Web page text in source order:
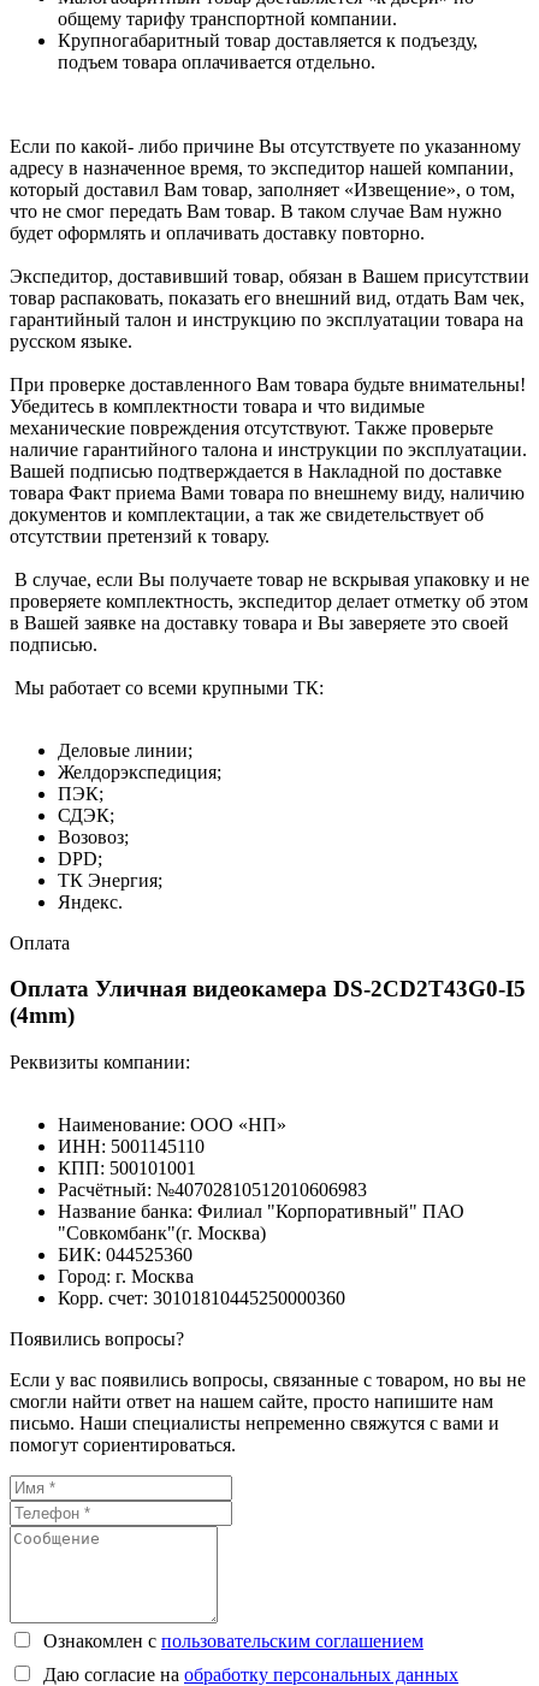
общему тарифу транспортной компании.
Крупногабаритный товар доставляется к подъезду,
подъем товара оплачивается отдельно.
Если по какой- либо причине Вы отсутствуете по указанному
адресу в назначенное время, то экспедитор нашей компании,
который доставил Вам товар, заполняет «Извещение», о том,
что не смог передать Вам товар. В таком случае Вам нужно
будет оформлять и оплачивать доставку повторно.
Экспедитор, доставивший товар, обязан в Вашем присутствии
товар распаковать, показать его внешний вид, отдать Вам чек,
гарантийный талон и инструкцию по эксплуатации товара на
русском языке.
При проверке доставленного Вам товара будьте внимательны!
Убедитесь в комплектности товара и что видимые
механические повреждения отсутствуют. Также проверьте
наличие гарантийного талона и инструкции по эксплуатации.
Вашей подписью подтверждается в Накладной по доставке
товара Факт приема Вами товара по внешнему виду, наличию
документов и комплектации, а так же свидетельствует об
отсутствии претензий к товару.
В случае, если Вы получаете товар не вскрывая упаковку и не
проверяете комплектность, экспедитор делает отметку об этом
в Вашей заявке на доставку товара и Вы заверяете это своей
подписью.
Мы работает со всеми крупными ТК:
Деловые линии;
Желдорэкспедиция;
ПЭК;
СДЭК;
Возовоз;
DPD;
ТК Энергия;
Яндекс.
Оплата
Оплата Уличная видеокамера DS-2CD2T43G0-I5
(4mm)
Реквизиты компании:
Наименование: ООО «НП»
ИНН: 5001145110
КПП: 500101001
Расчётный: №40702810512010606983
Название банка: Филиал "Корпоративный" ПАО
"Совкомбанк"(г. Москва)
БИК: 044525360
Город: г. Москва
Корр. счет: 30101810445250000360
Появились вопросы?
Если у вас появились вопросы, связанные с товаром, но вы не
смогли найти ответ на нашем сайте, просто напишите нам
письмо. Наши специалисты непременно свяжутся с вами и
помогут сориентироваться.
Ознакомлен с пользовательским соглашением
Даю согласие на обработку персональных данных